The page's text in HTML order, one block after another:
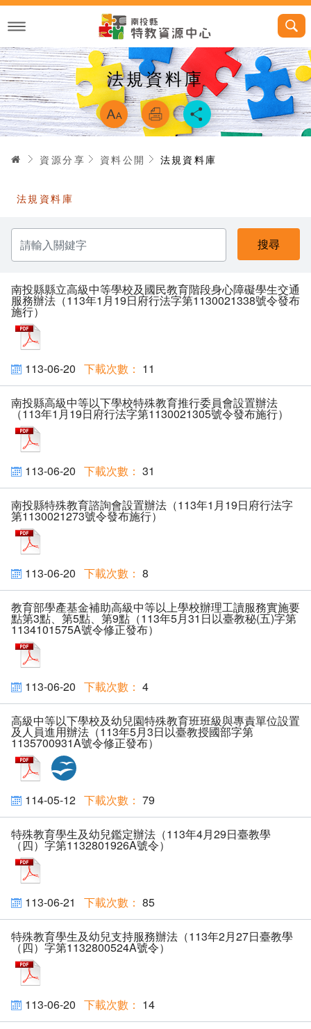
跳
主
內
容
法規資料庫 略過字型切換
首頁資源分享 資料公開 法規資料庫
法規資料庫
請
輸
入
關
字
南投縣縣立高級中等學校及國民教育階段身心障礙學生交通
服務辦法（113年1月19日府行法字第1130021338號令發布
施行）
113-06-20 11
南投縣高級中等以下學校特殊教育推行委員會設置辦法
（113年1月19日府行法字第1130021305號令發布施行）
113-06-20 31
南投縣特殊教育諮詢會設置辦法（113年1月19日府行法字
第1130021273號令發布施行）
113-06-20 8
教育部學產基金補助高級中等以上學校辦理工讀服務實施要
點第3點、第5點、第9點（113年5月31日以臺教秘(五)字第
1134101575A號令修正發布）
113-06-20 4
高級中等以下學校及幼兒園特殊教育班班級與專責單位設置
及人員進用辦法（113年5月3日以臺教授國部字第
1135700931A號令修正發布）
pdf
114-05-12 79
特殊教育學生及幼兒鑑定辦法（113年4月29日臺教學
（四）字第1132801926A號令）
113-06-21 85
特殊教育學生及幼兒支持服務辦法（113年2月27日臺教學
（四）字第1132800524A號令）
113-06-20 14